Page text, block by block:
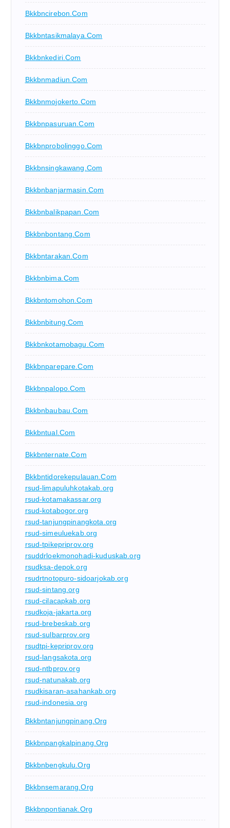
Bkkbncirebon.com
Bkkbntasikmalaya.com
Bkkbnkediri.com
Bkkbnmadiun.com
Bkkbnmojokerto.com
Bkkbnpasuruan.com
Bkkbnprobolinggo.com
Bkkbnsingkawang.com
Bkkbnbanjarmasin.com
Bkkbnbalikpapan.com
Bkkbnbontang.com
Bkkbntarakan.com
Bkkbnbima.com
Bkkbntomohon.com
Bkkbnbitung.com
Bkkbnkotamobagu.com
Bkkbnparepare.com
Bkkbnpalopo.com
Bkkbnbaubau.com
Bkkbntual.com
Bkkbnternate.com
Bkkbntidorekepulauan.com
rsud-limapuluhkotakab.org
rsud-kotamakassar.org
rsud-kotabogor.org
rsud-tanjungpinangkota.org
rsud-simeuluekab.org
rsud-tpikepriprov.org
rsuddrloekmonohadi-kuduskab.org
rsudksa-depok.org
rsudrtnotopuro-sidoarjokab.org
rsud-sintang.org
rsud-cilacapkab.org
rsudkoja-jakarta.org
rsud-brebeskab.org
rsud-sulbarprov.org
rsudtpi-kepriprov.org
rsud-langsakota.org
rsud-ntbprov.org
rsud-natunakab.org
rsudkisaran-asahankab.org
rsud-indonesia.org
Bkkbntanjungpinang.org
Bkkbnpangkalpinang.org
Bkkbnbengkulu.org
Bkkbnsemarang.org
Bkkbnpontianak.org